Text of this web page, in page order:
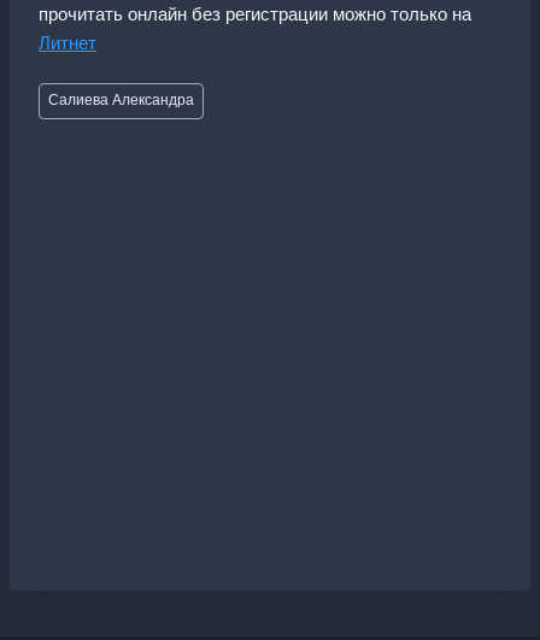
прочитать онлайн без регистрации можно только на
Литнет
Метки
записи:
Салиева Александра